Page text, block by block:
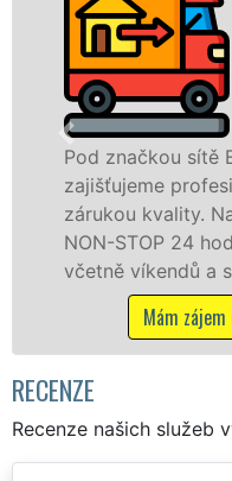
okrese Hodonín
zajišťujeme
vyklízení, a to
jednotlivce,
obchodní
sítě EXTRA VYKLÍZENÍ
profesionální a kvalitní
Naše služby
24 hodin denně, 7 dní v
a svátků bez
zájem o vyklízení v Hodoníně
RECENZE
Recenze našich služeb